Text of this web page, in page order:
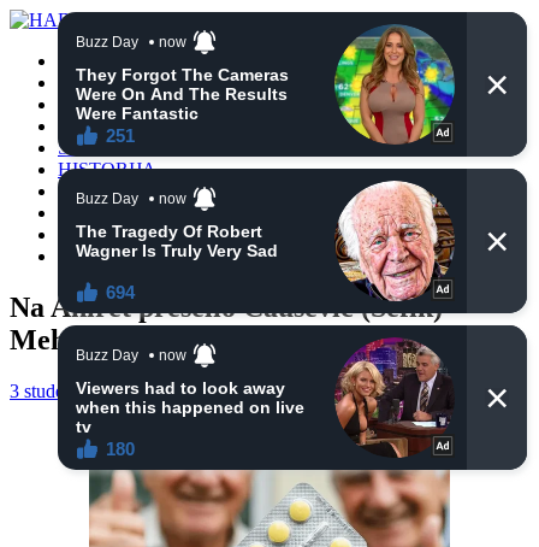
VIJESTI
BIH
TURSKA
SVIJET
HISTORIJA
RELIGIJA
ZANIMLJIVOSTI
CRNA HRONIKA
OBAVIJESTI
Na Ahiret preselio Čaušević (Šefik)
Mehmed
3 studenoga, 2024 haberhana POČETNA 0